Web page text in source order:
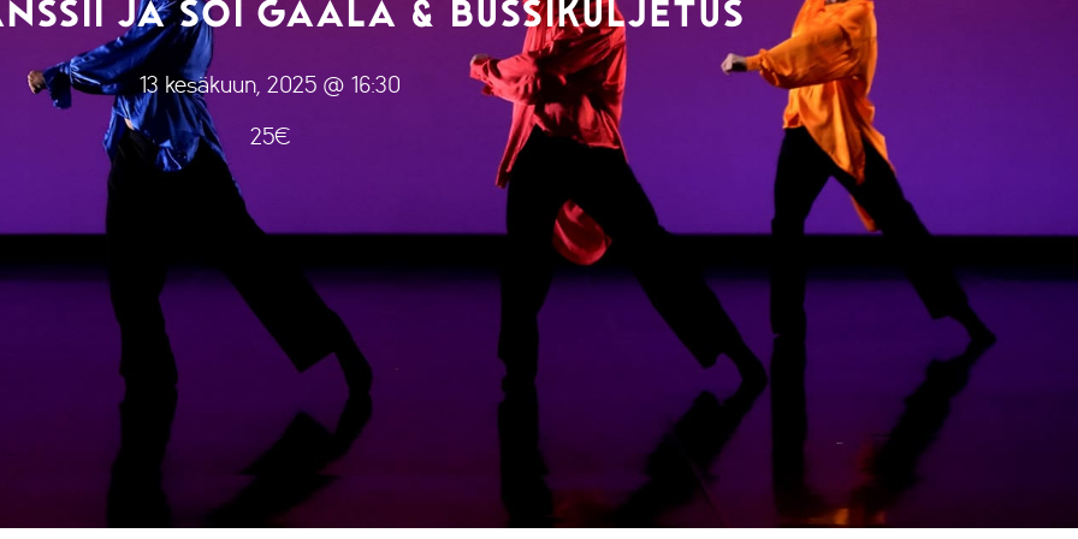
JA SOI GAALA & BUSSIKULJETUS
13 kesäkuun, 2025 @ 16:30
25€